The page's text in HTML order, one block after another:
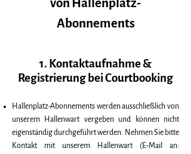
von Hallenplatz-
Abonnements
1. Kontaktaufnahme &
Registrierung bei Courtbooking
Hallenplatz-Abonnements werden ausschließlich von
unserem Hallenwart vergeben und können nicht
eigenständig durchgeführt werden. Nehmen Sie bitte
Kontakt mit unserem Hallenwart (E-Mail an: